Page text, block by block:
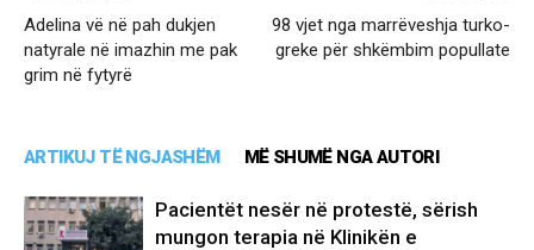
Adelina vë në pah dukjen
natyrale në imazhin me pak
grim në fytyrë
98 vjet nga marrëveshja turko-
greke për shkëmbim popullate
ARTIKUJ TË NGJASHËM MË SHUMË NGA AUTORI
Pacientët nesër në protestë, sërish
mungon terapia në Klinikën e